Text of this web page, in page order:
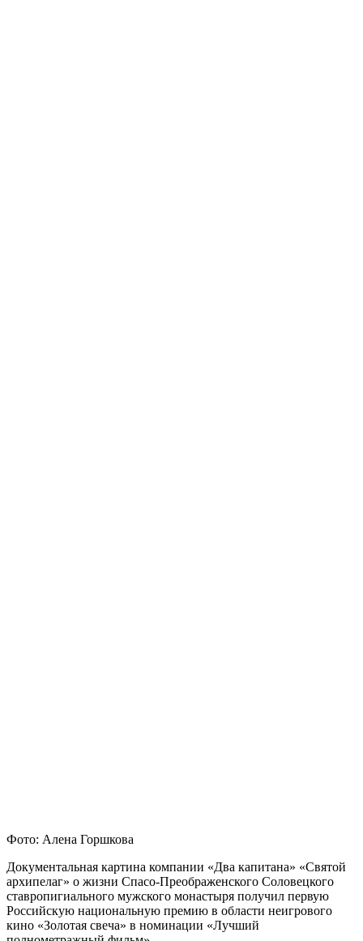
Фото: Алена Горшкова
Документальная картина компании «Два капитана» «Святой
архипелаг» о жизни Спасо-Преображенского Соловецкого
ставропигиального мужского монастыря получил первую
Российскую национальную премию в области неигрового
кино «Золотая свеча» в номинации «Лучший